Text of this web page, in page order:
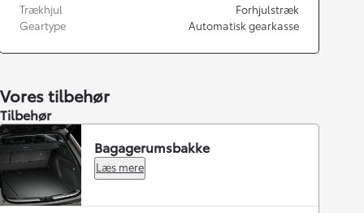
Trækhjul
Forhjulstræk
Geartype
Automatisk gearkasse
Vores tilbehør
Tilbehør
Bagagerumsbakke
Læs mere